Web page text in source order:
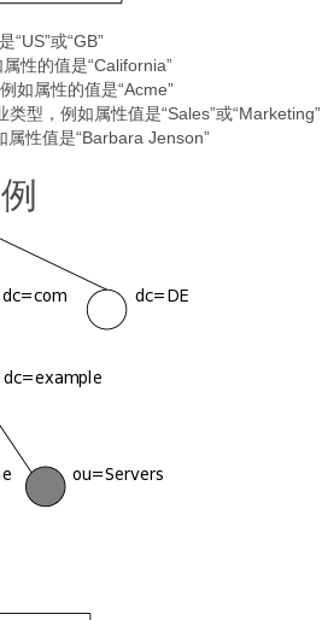
“US”或“GB”
性的值是“California”
如属性的值是“Acme”
型，例如属性值是“Sales”或“Marketing”
属性值是“Barbara Jenson”